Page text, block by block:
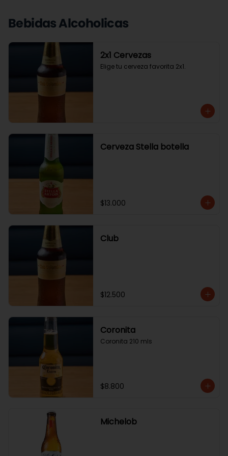
Bebidas Alcoholicas
2x1 Cervezas
Elige tu cerveza favorita 2x1.
Cerveza Stella botella
$13.000
Club
$12.500
Coronita
Coronita 210 mls
$8.800
Michelob